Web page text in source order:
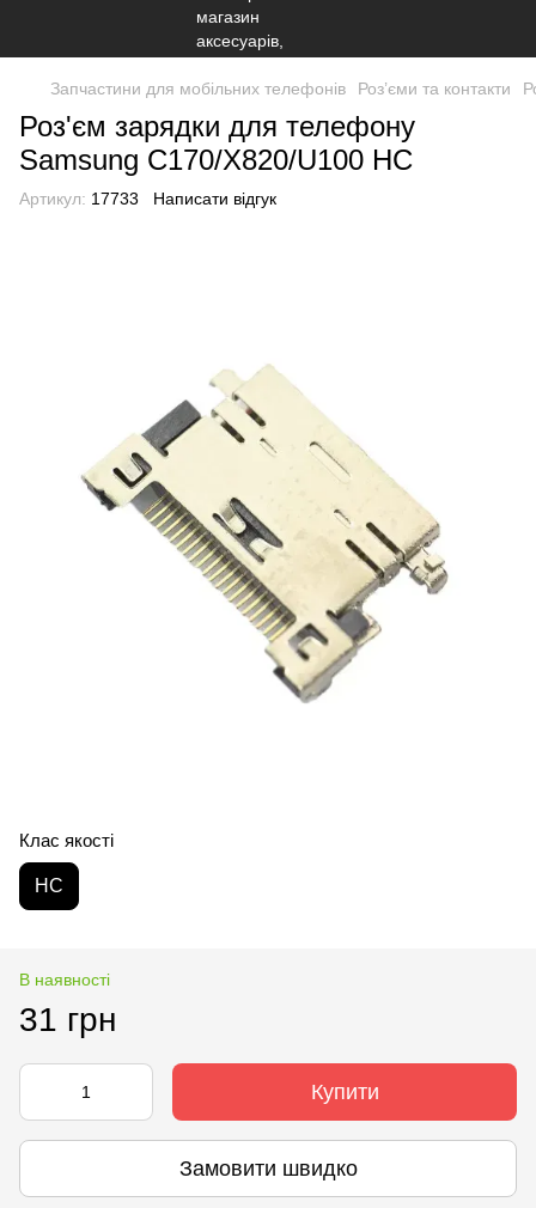
Запчастини для мобільних телефонів Роз’єми та контакти
Роз'єм зарядки для телефону
Samsung C170/X820/U100 HC
Артикул: 17733 Написати відгук
Клас якості
HC
В наявності
31 грн
Купити
Замовити швидко